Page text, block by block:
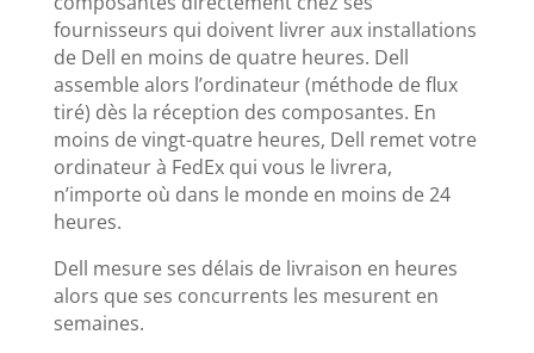
fournisseurs qui doivent livrer aux installations
de Dell en moins de quatre heures. Dell
assemble alors l’ordinateur (méthode de flux
tiré) dès la réception des composantes. En
moins de vingt-quatre heures, Dell remet votre
ordinateur à FedEx qui vous le livrera,
n’importe où dans le monde en moins de 24
heures.
Dell mesure ses délais de livraison en heures
alors que ses concurrents les mesurent en
semaines.